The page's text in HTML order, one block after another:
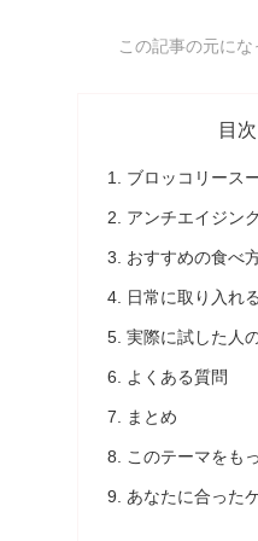
この記事の元に
目次
ブロッコリース
アンチエイジン
おすすめの食べ
日常に取り入れ
実際に試した人
よくある質問
まとめ
このテーマをも
あなたに合った